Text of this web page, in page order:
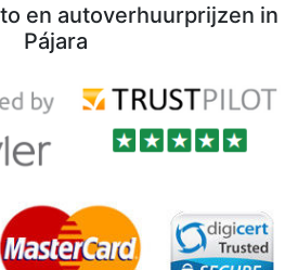
en autoverhuurprijzen in
Pájara